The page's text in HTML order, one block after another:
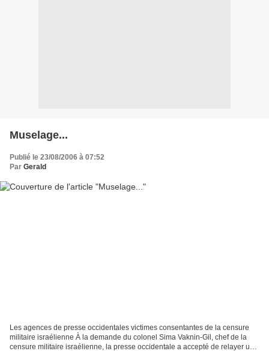
Muselage...
Publié le 23/08/2006 à 07:52
Par Gerald
Les agences de presse occidentales victimes consentantes de la censure
militaire israélienne À la demande du colonel Sima Vaknin-Gil, chef de la
censure militaire israélienne, la presse occidentale a accepté de relayer une